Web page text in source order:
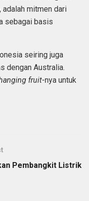
adalah mitmen dari
sebagai basis
seiring juga
dengan Australia.
fruit-nya untuk
Pembangkit Listrik